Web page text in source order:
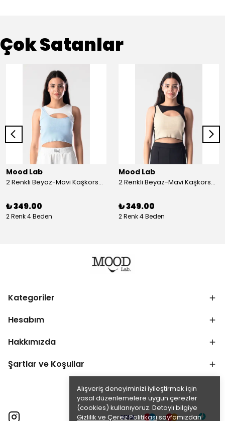
Alışveriş deneyiminizi iyileştirmek için
yasal düzenlemelere uygun çerezler
(cookies) kullanıyoruz. Detaylı bilgiye
Gizlilik ve Çerez Politikası sayfamızdan
Çok Satanlar
Mood Lab
2 Renkli Beyaz-Mavi Kaşkorse Asimetrik Crop Atlet Bluz Top - beyaz-mavi
₺ 349.00
2 Renk 4 Beden
Mood Lab
2 Renkli Beyaz-Mavi Kaşkorse Asimetrik Crop Atlet Bluz Top - siyah-bej
₺ 349.00
2 Renk 4 Beden
Kategoriler
Hesabım
Hakkımızda
Şartlar ve Koşullar